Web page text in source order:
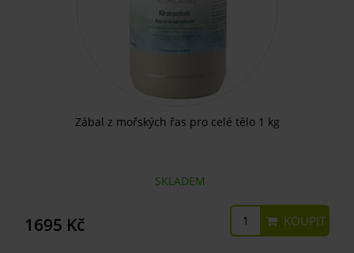
Zábal z mořských řas pro celé tělo 1 kg
SKLADEM
1695 Kč KOUPIT